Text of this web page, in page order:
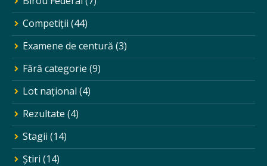
Competiții (44)
Examene de centură (3)
Fără categorie (9)
Lot național (4)
Rezultate (4)
Stagii (14)
Ştiri (14)